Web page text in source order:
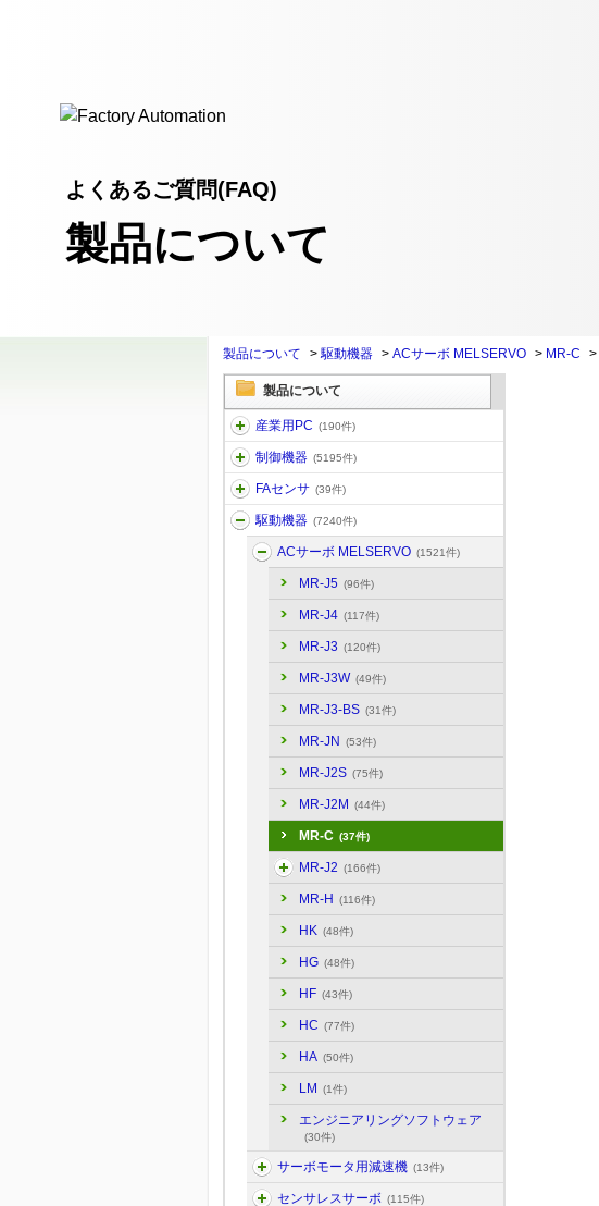
よくあるご質問(FAQ)
製品について
製品について >駆動機器 > ACサーボ MELSERVO > MR-C >
製品について
産業用PC (190件)
制御機器 (5195件)
FAセンサ (39件)
駆動機器 (7240件)
ACサーボ MELSERVO (1521件)
MR-J5 (96件)
MR-J4 (117件)
MR-J3 (120件)
MR-J3W (49件)
MR-J3-BS (31件)
MR-JN (53件)
MR-J2S (75件)
MR-J2M (44件)
MR-C (37件)
MR-J2 (166件)
MR-H (116件)
HK (48件)
HG (48件)
HF (43件)
HC (77件)
HA (50件)
LM (1件)
エンジニアリングソフトウェア
(30件)
サーボモータ用減速機 (13件)
センサレスサーボ (115件)